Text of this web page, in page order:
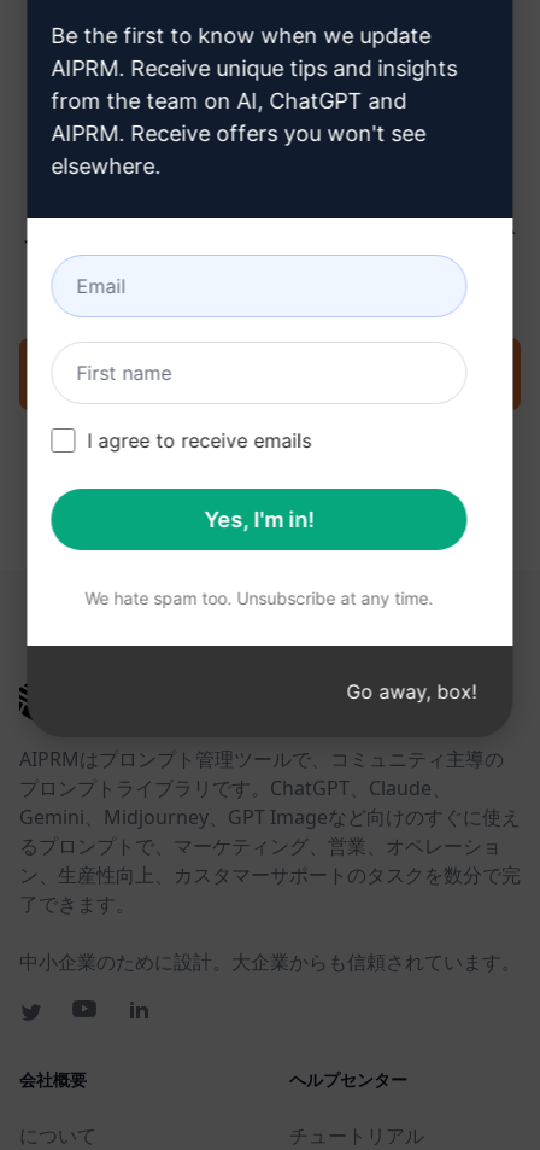
ChatGPTアカウント作成方法はこ
ちら
ステップ3 : ChatGPTでプロンプトを
今すぐChatGPTでプロンプトを試す
AIPRMはプロンプト管理ツールで、コミュニティ主導の
プロンプトライブラリです。ChatGPT、Claude、
Gemini、Midjourney、GPT Imageなど向けのすぐに使え
るプロンプトで、マーケティング、営業、オペレーショ
ン、生産性向上、カスタマーサポートのタスクを数分で完
了できます。
中小企業のために設計。大企業からも信頼されています。
会社概要
について
ヘルプセンター
チュートリアル
Be the first to know when we update
AIPRM. Receive unique tips and insights
from the team on AI, ChatGPT and
AIPRM. Receive offers you won't see
elsewhere.
I agree to receive emails
Yes, I'm in!
We hate spam too. Unsubscribe at any time.
Go away, box!